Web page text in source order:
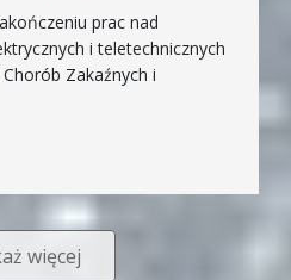
prac nad
i teletechnicznych
Zakaźnych i
więcej